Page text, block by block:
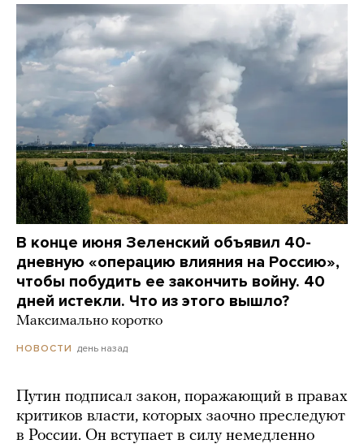
В конце июня Зеленский объявил 40-
дневную «операцию влияния на Россию»,
чтобы побудить ее закончить войну. 40
дней истекли. Что из этого вышло?
Максимально коротко
НОВОСТИ день назад
Путин подписал закон, поражающий в правах
критиков власти, которых заочно преследуют
в России. Он вступает в силу немедленно